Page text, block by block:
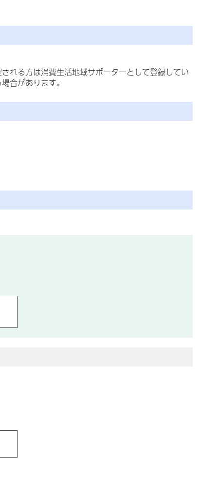
れる方は消費生活地域サポーターとして登録してい
合があります。